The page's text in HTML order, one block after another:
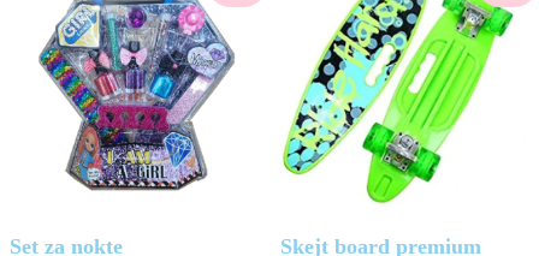
Set za nokte Skejt board premium